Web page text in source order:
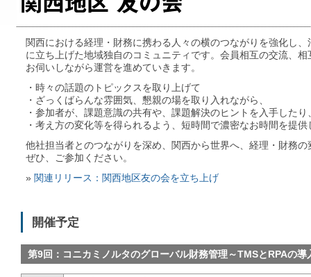
関西における経理・財務に携わる人々の横のつながりを強化し
に立ち上げた地域独自のコミュニティです。会員相互の交流、
お伺いしながら運営を進めていきます。
・時々の話題のトピックスを取り上げて
・ざっくばらんな雰囲気、懇親の場を取り入れながら、
・参加者が、課題意識の共有や、課題解決のヒントを入手したり
・考え方の変化等を得られるよう、短時間で濃密なお時間を提
他社担当者とのつながりを深め、関西から世界へ、経理・財務
ぜひ、ご参加ください。
» 関連リリース：関西地区友の会を立ち上げ
開催予定
第9回：コニカミノルタのグローバル財務管理～TMSとRPAの導